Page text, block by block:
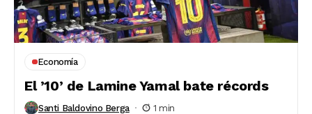
Economía
El ’10’ de Lamine Yamal bate récords
Santi Baldovino Berga 1 min